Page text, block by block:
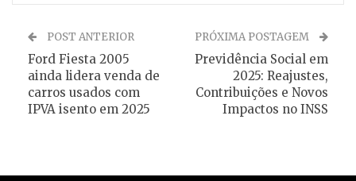
POST ANTERIOR
Ford Fiesta 2005
ainda lidera venda de
carros usados com
IPVA isento em 2025
PRÓXIMA POSTAGEM
Previdência Social em
2025: Reajustes,
Contribuições e Novos
Impactos no INSS